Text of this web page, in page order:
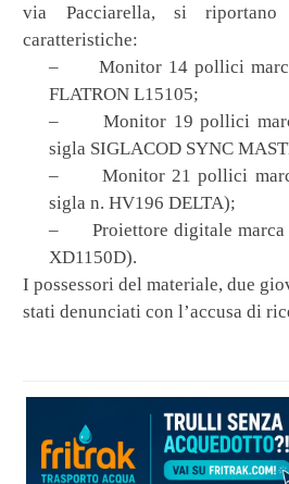
via Pacciarella, si
caratteristiche:
–
Monitor 14 pollici
FLATRON L15105;
–
Monitor 19 pollici
sigla SIGLACOD SYNC
–
Monitor 21 pollici
sigla n. HV196 DELTA);
–
Proiettore digitale
XD1150D).
I possessori del materiale, due
stati denunciati con l’accusa di